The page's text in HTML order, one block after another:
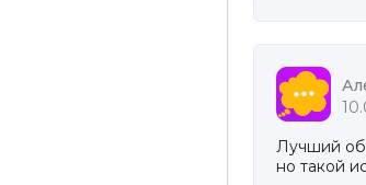
Лучший
но такой